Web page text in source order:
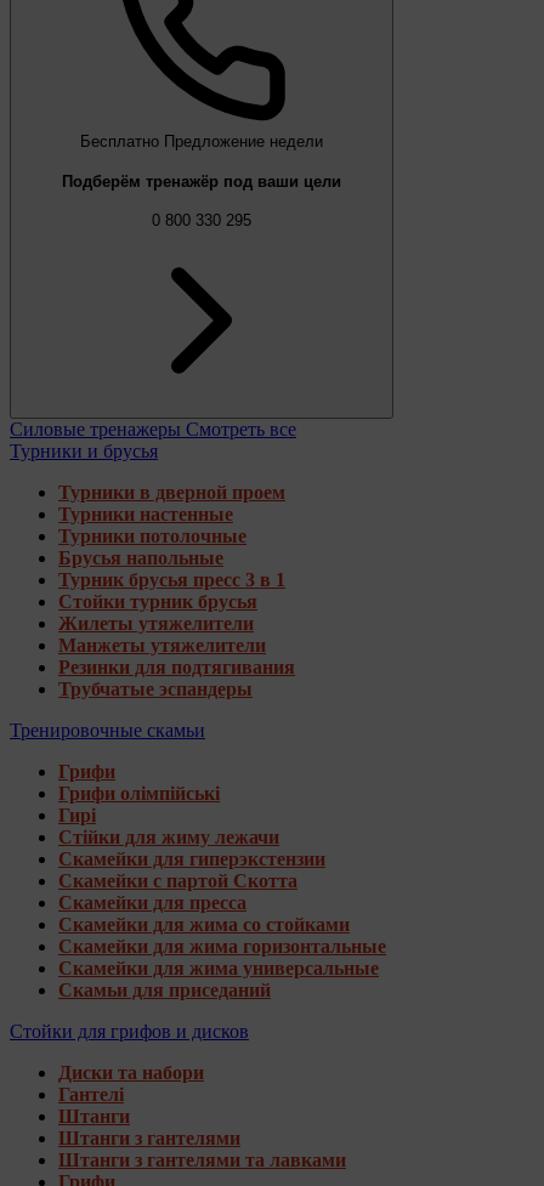
Бесплатно Предложение недели
Подберём тренажёр под ваши цели
0 800 330 295
Силовые тренажеры Смотреть все
Турники и брусья
Турники в дверной проем
Турники настенные
Турники потолочные
Брусья напольные
Турник брусья пресс 3 в 1
Стойки турник брусья
Жилеты утяжелители
Манжеты утяжелители
Резинки для подтягивания
Трубчатые эспандеры
Тренировочные скамьи
Грифи
Грифи олімпійські
Гирі
Стійки для жиму лежачи
Скамейки для гиперэкстензии
Скамейки с партой Скотта
Скамейки для пресса
Скамейки для жима со стойками
Скамейки для жима горизонтальные
Скамейки для жима универсальные
Скамьи для приседаний
Стойки для грифов и дисков
Диски та набори
Гантелі
Штанги
Штанги з гантелями
Штанги з гантелями та лавками